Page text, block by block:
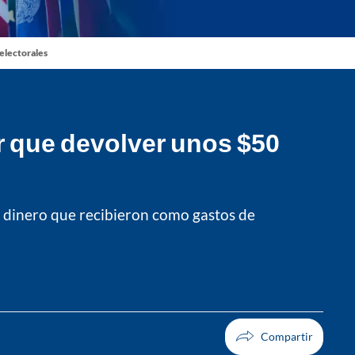
devolver unos $50
que recibieron como gastos de